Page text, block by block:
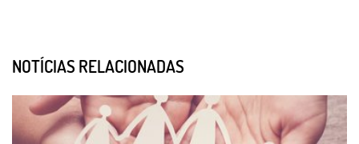
NOTÍCIAS RELACIONADAS